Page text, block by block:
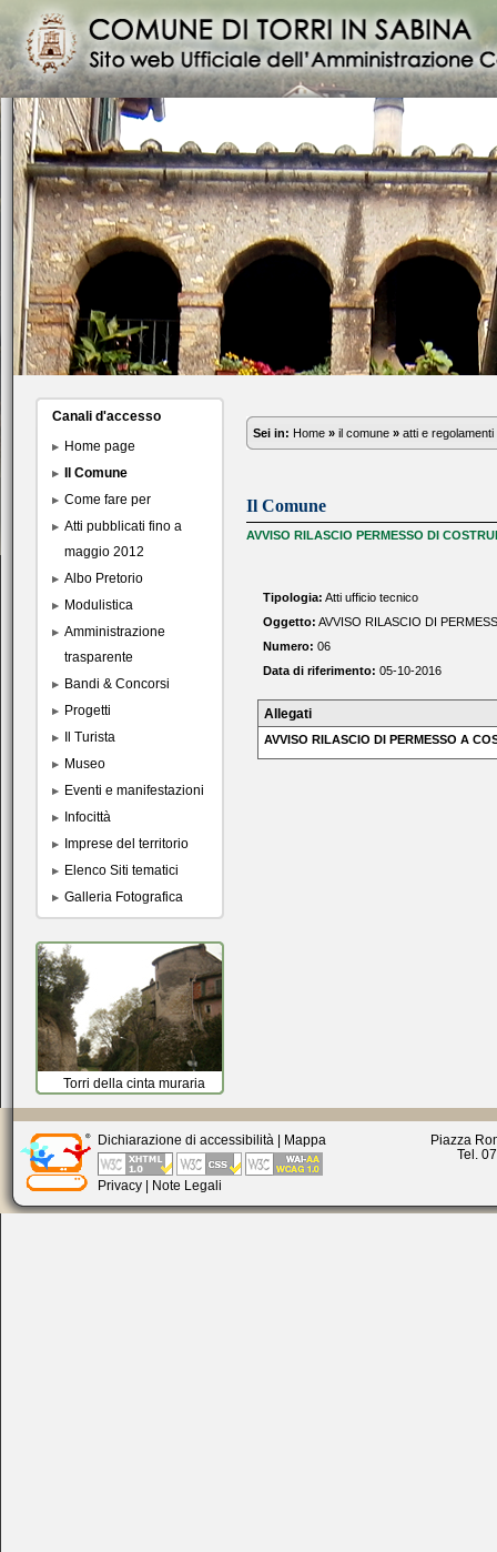
Canali d'accesso
Home page
Il Comune
Come fare per
Atti pubblicati fino a
maggio 2012
Albo Pretorio
Modulistica
Amministrazione
trasparente
Bandi & Concorsi
Progetti
Il Turista
Museo
Eventi e manifestazioni
Infocittà
Imprese del territorio
Elenco Siti tematici
Galleria Fotografica
Torri della cinta muraria
Sei in: Home » il comune » atti e regolamenti
Il Comune
AVVISO RILASCIO PERMESSO DI
Tipologia: Atti ufficio tecnico
Oggetto: AVVISO RILASCIO DI
Numero: 06
Data di riferimento: 05-10-2016
Allegati
AVVISO RILASCIO DI PERMESSO A
Dichiarazione di accessibilità | Mappa
Privacy | Note Legali
Piazza
Tel.